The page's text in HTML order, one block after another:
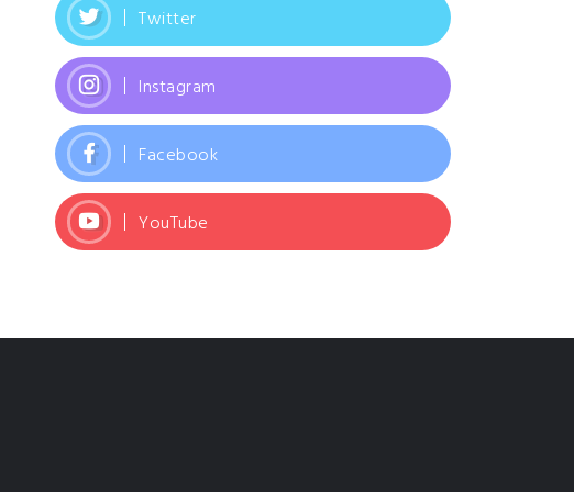
Twitter
Instagram
Facebook
YouTube